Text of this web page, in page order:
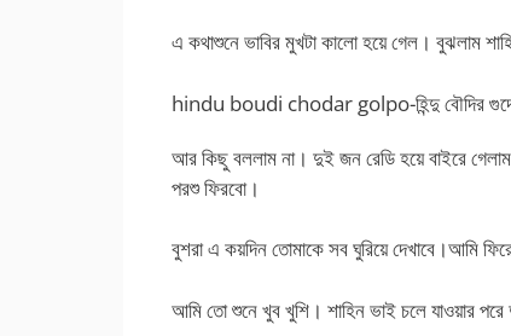
এ কথাশুনে ভাবির মুখটা কালো হয়ে গেল। বুঝলাম
hindu boudi chodar golpo-হিন্দু বৌদির গুদে
আর কিছু বললাম না। দুই জন রেডি হয়ে বাইরে
পরশু ফিরবো।
বুশরা এ কয়দিন তোমাকে সব ঘুরিয়ে দেখাবে।আমি
আমি তো শুনে খুব খুশি। শাহিন ভাই চলে যাওয়ার